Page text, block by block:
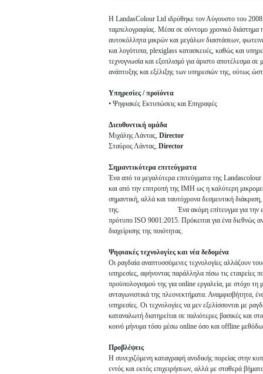
H LandasColour Ltd ιδρύθηκε τον Αύγουστο του
ταμπελογραφίας. Μέσα σε σύντομο χρονικό διάστημα
αυτοκόλλητα μικρών και μεγάλων διαστάσεων,
και λογότυπα, plexiglass κατασκευές, καθώς και
τεχνογνωσία και εξοπλισμό για άριστο αποτέλεσμα
ανάπτυξης και εξέλιξης των υπηρεσιών της, ούτως
Υπηρεσίες / προϊόντα
• Ψηφιακές Εκτυπώσεις και Επιγραφές
Διευθυντική ομάδα
Μιχάλης Λάντας, Director
Σταύρος Λάντας, Director
Σημαντικότερα επιτεύγματα
Ένα από τα μεγαλύτερα επιτεύγματα της
και από την επιτροπή της IMH ως η καλύτερη
σημαντική, αλλά και ταυτόχρονα δεσμευτική
της. Ένα ακόμη επίτευγμα για την εταιρεία
πρότυπο ISO 9001:2015. Πρόκειται για ένα διεθνώς
διαχείρισης της ποιότητας.
Ψηφιακές τεχνολογίες και νέα δεδομένα
Οι ραγδαία αναπτυσσόμενες τεχνολογίες αλλάζουν
υπηρεσίες, αφήνοντας παράλληλα πίσω τις
προϋπολογισμού της για online εργαλεία, με στόχο τη
ανταγωνιστικά της πλεονεκτήματα. Αναμφισβήτητα,
υπηρεσίες. Οι τεχνολογίες να μεν εξελίσσονται με
καταναλωτή διατηρείται σε παλιότερες βασικές και
κοινό μήνυμα τόσο μέσω online όσο και offline
Προβλέψεις
Η συνεχιζόμενη καταγραφή ανοδικής πορείας στην
εντός και εκτός επιχειρήσεων, αλλά με σταθερά